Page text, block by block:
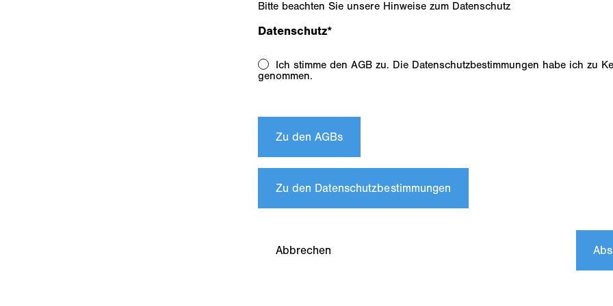
Bitte beachten Sie unsere Hinweise zum Datenschutz
Datenschutz*
genommen.
Zu den AGBs
Zu den Datenschutzbestimmungen
Abbrechen